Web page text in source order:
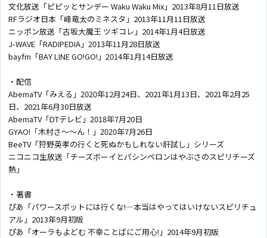
文化放送「ピピッとサンデー Waku Waku Mix」2013年8月11日放送
RFラジオ日本「峰竜太のミネスタ」2013年11月11日放送
ニッポン放送「古坂大魔王 ツギコレ」2014年1月4日放送
J-WAVE「RADIPEDIA」2013年11月28日放送
bayfm「BAY LINE GO!GO!」2014年1月14日放送
・配信
AbemaTV「みえる」2020年12月24日、2021年1月13日、2021年2月25
日、2021年6月30日放送
AbemaTV「DTテレビ」2018年7月20日
GYAO!「木村さ〜〜ん！」2020年7月26日
BeeTV「狩野英孝の行くと死ぬかもしれない肝試し」シリーズ
ニコニコ生放送「チーズボーイとパシンペロンはやぶさのスピリチーズ
熱」
・著書
ぴあ「パワースポットには行くな!―本当はやってはいけないスピリチュ
アル」2013年9月初版
ぴあ「オーラもよどむ 不幸ことばにご用心!」2014年9月初版